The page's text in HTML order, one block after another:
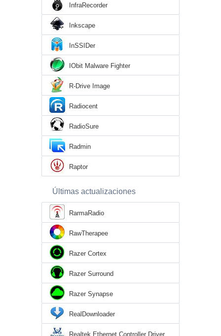
InfraRecorder
Inkscape
InSSIDer
IObit Malware Fighter
R-Drive Image
Radiocent
RadioSure
Radmin
Raptor
Últimas actualizaciones
RarmaRadio
RawTherapee
Razer Cortex
Razer Surround
Razer Synapse
RealDownloader
Realtek Ethernet Controller Driver